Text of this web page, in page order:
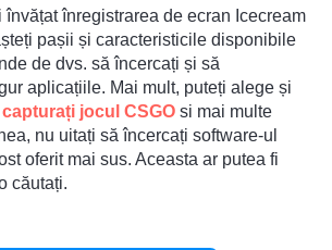
învățat înregistrarea de ecran Icecream
pașii și caracteristicile disponibile
de dvs. să încercați și să
aplicațiile. Mai mult, puteți alege și
capturați jocul CSGO si mai multe
nu uitați să încercați software-ul
oferit mai sus. Aceasta ar putea fi
căutați.